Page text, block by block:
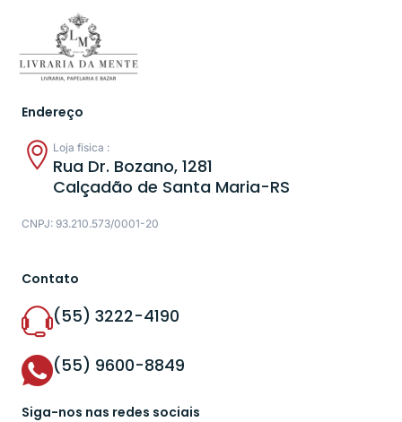
Endereço
Loja física :
Rua Dr. Bozano, 1281
Calçadão de Santa Maria-RS
CNPJ: 93.210.573/0001-20
Contato
(55) 3222-4190
(55) 9600-8849
Siga-nos nas redes sociais